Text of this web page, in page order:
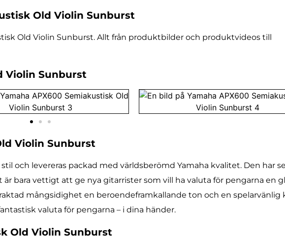
Old Violin Sunburst
Old Violin Sunburst. Allt från produktbilder och produktvideos till
Violin Sunburst
Violin Sunburst
och levereras packad med världsberömd Yamaha kvalitet. Den har
bara vettigt att ge nya gitarrister som vill ha valuta för pengarna en
mångsidighet en beroendeframkallande ton och en spelarvänlig
valuta för pengarna – i dina händer.
Old Violin Sunburst